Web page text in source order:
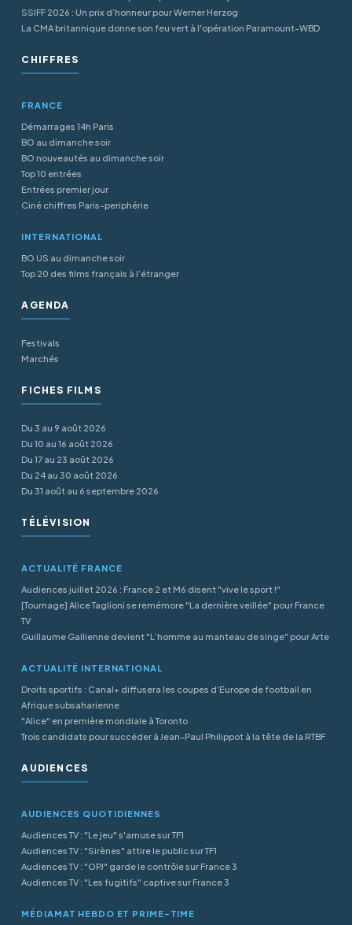
SSIFF 2026 : Un prix d’honneur pour Werner Herzog
La CMA britannique donne son feu vert à l'opération Paramount-WBD
CHIFFRES
FRANCE
Démarrages 14h Paris
BO au dimanche soir
BO nouveautés au dimanche soir
Top 10 entrées
Entrées premier jour
Ciné chiffres Paris-periphérie
INTERNATIONAL
BO US au dimanche soir
Top 20 des films français à l’étranger
AGENDA
Festivals
Marchés
FICHES FILMS
Du 3 au 9 août 2026
Du 10 au 16 août 2026
Du 17 au 23 août 2026
Du 24 au 30 août 2026
Du 31 août au 6 septembre 2026
TÉLÉVISION
ACTUALITÉ FRANCE
Audiences juillet 2026 : France 2 et M6 disent "vive le sport !"
[Tournage] Alice Taglioni se remémore "La dernière veillée" pour France
TV
Guillaume Gallienne devient "L’homme au manteau de singe" pour Arte
ACTUALITÉ INTERNATIONAL
Droits sportifs : Canal+ diffusera les coupes d’Europe de football en
Afrique subsaharienne
"Alice" en première mondiale à Toronto
Trois candidats pour succéder à Jean-Paul Philippot à la tête de la RTBF
AUDIENCES
AUDIENCES QUOTIDIENNES
Audiences TV : "Le jeu" s'amuse sur TF1
Audiences TV : "Sirènes" attire le public sur TF1
Audiences TV : "OPJ" garde le contrôle sur France 3
Audiences TV : "Les fugitifs" captive sur France 3
MÉDIAMAT HEBDO ET PRIME-TIME